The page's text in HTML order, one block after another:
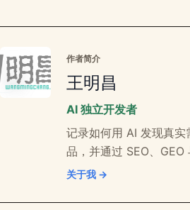
作者简介
王明昌
AI 独立开发者
记录如何用 AI 发现真
品，并通过 SEO、GEO
关于我 →